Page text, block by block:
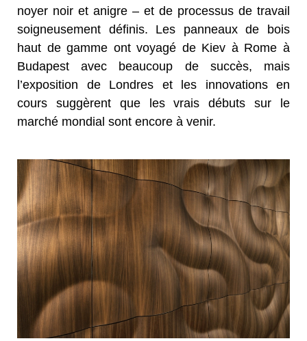
noyer noir et anigre – et de processus de travail
soigneusement définis. Les panneaux de bois
haut de gamme ont voyagé de Kiev à Rome à
Budapest avec beaucoup de succès, mais
l’exposition de Londres et les innovations en
cours suggèrent que les vrais débuts sur le
marché mondial sont encore à venir.